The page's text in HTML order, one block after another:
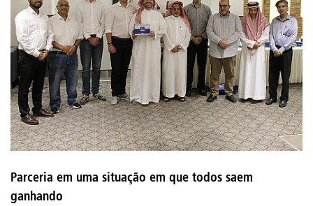
Parceria em uma situação em que todos saem
ganhando